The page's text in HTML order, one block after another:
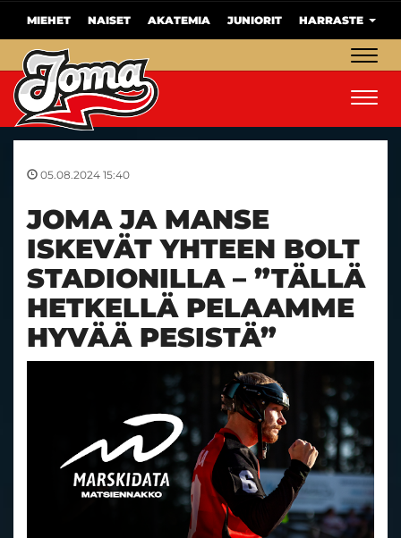
MIEHET NAISET AKATEMIA JUNIORIT HARRASTE
05.08.2024 15:40
JOMA JA MANSE
ISKEVÄT YHTEEN BOLT
STADIONILLA – ”TÄLLÄ
HETKELLÄ PELAAMME
HYVÄÄ PESISTÄ”